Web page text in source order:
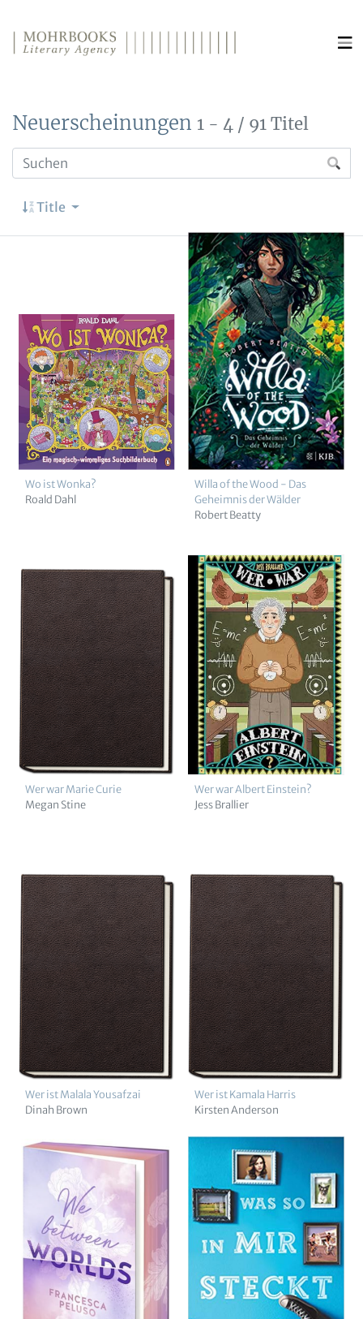
Neuerscheinungen 1 - 4 / 91 Titel
Title
Wo ist Wonka?
Roald Dahl
Willa of the Wood - Das
Geheimnis der Wälder
Robert Beatty
Wer war Marie Curie
Megan Stine
Wer war Albert Einstein?
Jess Brallier
Wer ist Malala Yousafzai
Dinah Brown
Wer ist Kamala Harris
Kirsten Anderson